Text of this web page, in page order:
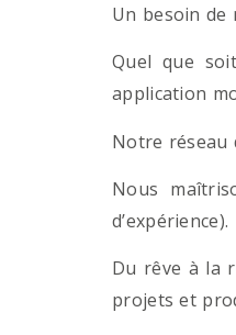
Un besoin de
Quel que
application
Notre réseau
Nous
d’expérience).
Du rêve à la
projets et